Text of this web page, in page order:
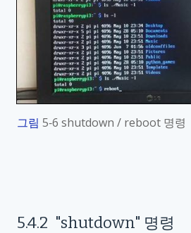
그림 5‑6 shutdown / reboot 명령
5.4.2 "shutdown" 명령